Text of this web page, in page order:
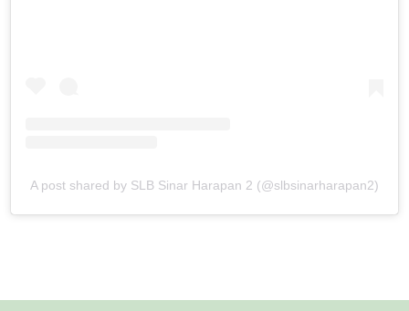
A post shared by SLB Sinar Harapan 2 (@slbsinarharapan2)